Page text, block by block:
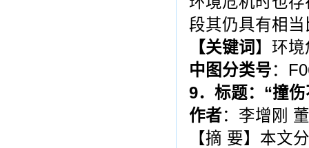
段其仍具有相
【关键词 】环
中图分类号：
9．标题：“撞
作者：李增刚
【摘 要】本文